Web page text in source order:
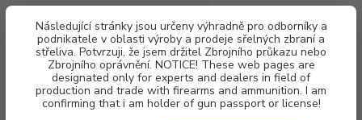
Následující stránky jsou určeny výhradně pro odborníky a
podnikatele v oblasti výroby a prodeje sřelných zbraní a
střeliva. Potvrzuji, že jsem držitel Zbrojního průkazu nebo
Zbrojního oprávnění. NOTICE! These web pages are
designated only for experts and dealers in field of
production and trade with firearms and ammunition. I am
confirming that i am holder of gun passport or license!
Menu
Hledat
za0,00 Kč